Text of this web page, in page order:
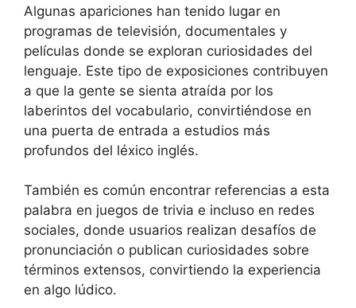
Algunas apariciones han tenido lugar en
programas de televisión, documentales y
películas donde se exploran curiosidades del
lenguaje. Este tipo de exposiciones contribuyen
a que la gente se sienta atraída por los
laberintos del vocabulario, convirtiéndose en
una puerta de entrada a estudios más
profundos del léxico inglés.
También es común encontrar referencias a esta
palabra en juegos de trivia e incluso en redes
sociales, donde usuarios realizan desafíos de
pronunciación o publican curiosidades sobre
términos extensos, convirtiendo la experiencia
en algo lúdico.